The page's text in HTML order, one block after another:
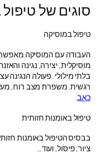
סוגים של
טיפול במוסיקה
העבודה עם המוסיקה
מוסיקלית, יצירה, נגינה
בלתי מילולי. פעולה
רגשית. משפרת מצב רוח,
כאב.
טיפול באומנות חזותית
בבסיס הטיפול באומנות
ציור, פיסול, ועוד…